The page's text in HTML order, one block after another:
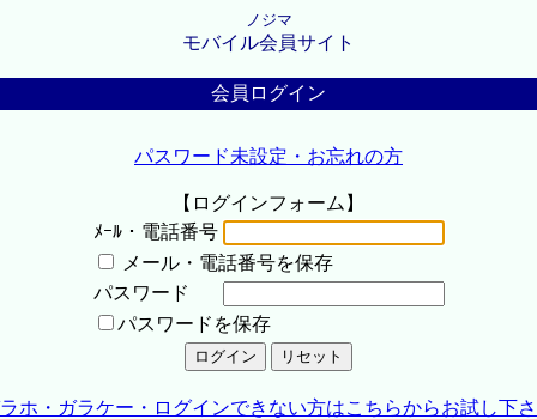
ノジマ
モバイル会員サイト
会員ログイン
パスワード未設定・お忘れの方
【ログインフォーム】
ﾒｰﾙ・電話番号
メール・電話番号を保存
パスワード
パスワードを保存
ホ・ガラケー・ログインできない方はこちらからお試し下